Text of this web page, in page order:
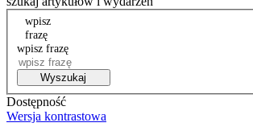
wpisz
frazę
wpisz frazę
Wyszukaj
Dostępność
Wersja kontrastowa